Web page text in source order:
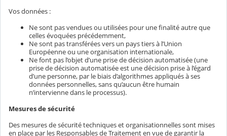
Vos données :
Ne sont pas vendues ou utilisées pour une finalité autre que
celles évoquées précédemment,
Ne sont pas transférées vers un pays tiers à l’Union
Européenne ou une organisation internationale,
Ne font pas l’objet d’une prise de décision automatisée (une
prise de décision automatisée est une décision prise à l’égard
d’une personne, par le biais d’algorithmes appliqués à ses
données personnelles, sans qu’aucun être humain
n’intervienne dans le processus).
Mesures de sécurité
Des mesures de sécurité techniques et organisationnelles sont mises
en place par les Responsables de Traitement en vue de garantir la